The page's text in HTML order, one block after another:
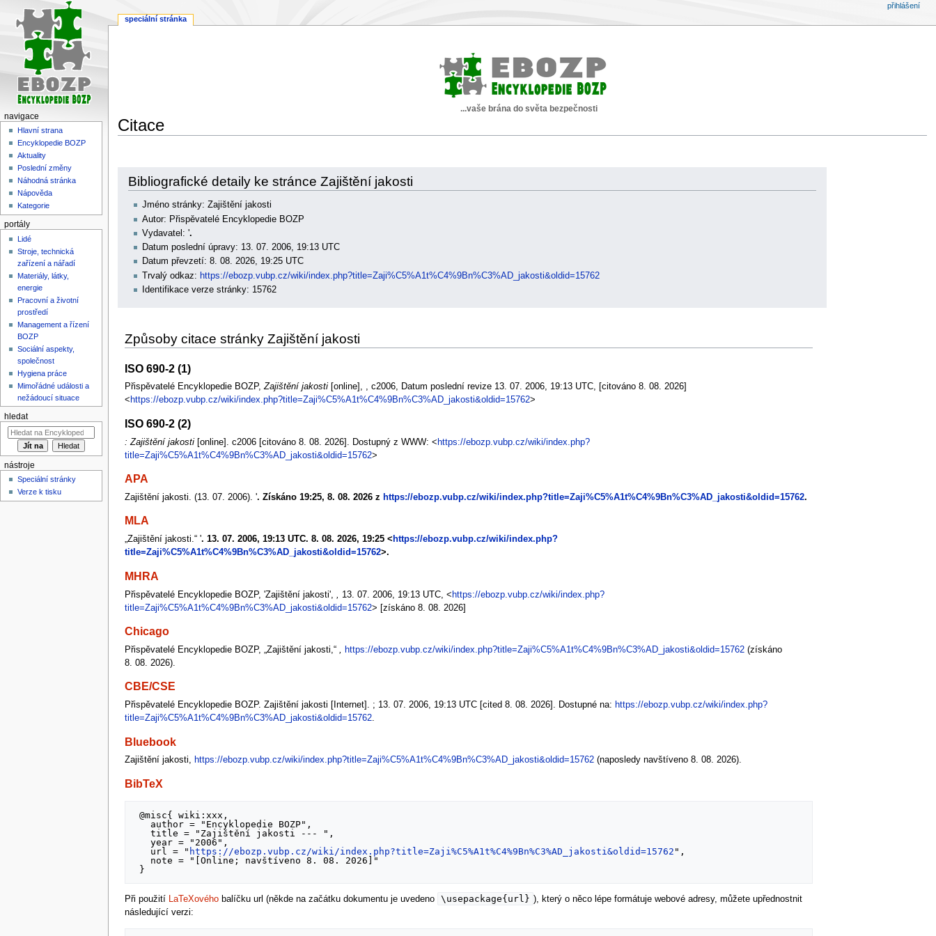
...vaše brána do světa bezpečnosti
Citace
navigaci
vyhledávání
Bibliografické detaily ke stránce Zajištění jakosti
Jméno stránky: Zajištění jakosti
Autor: Přispěvatelé Encyklopedie BOZP
Vydavatel: '.
Datum poslední úpravy: 13. 07. 2006, 19:13 UTC
Datum převzetí: 8. 08. 2026, 19:25 UTC
Trvalý odkaz: https://ebozp.vubp.cz/wiki/index.php?title=Zaji%C5%A1t%C4%9Bn%C3%AD_jakosti&oldid=15762
Identifikace verze stránky: 15762
Způsoby citace stránky Zajištění jakosti
ISO 690-2 (1)
Přispěvatelé Encyklopedie BOZP, Zajištění jakosti[online], , c2006, Datum poslední revize 13. 07. 2006, 19:13 UTC, [citováno 8. 08. 2026]
< https://ebozp.vubp.cz/wiki/index.php?title=Zaji%C5%A1t%C4%9Bn%C3%AD_jakosti&oldid=15762>
ISO 690-2 (2)
: Zajištění jakosti[online]. c2006 [citováno 8. 08. 2026]. Dostupný z WWW: < https://ebozp.vubp.cz/wiki/index.php?
title=Zaji%C5%A1t%C4%9Bn%C3%AD_jakosti&oldid=15762>
APA
Zajištění jakosti. (13. 07. 2006). '. Získáno 19:25, 8. 08. 2026 z https://ebozp.vubp.cz/wiki/index.php?title=Zaji%C5%A1t%C4%9Bn%C3%AD_jakosti&oldid=15762.
MLA
„Zajištění jakosti.“ '. 13. 07. 2006, 19:13 UTC. 8. 08. 2026, 19:25 < https://ebozp.vubp.cz/wiki/index.php?
title=Zaji%C5%A1t%C4%9Bn%C3%AD_jakosti&oldid=15762>.
MHRA
Přispěvatelé Encyklopedie BOZP, 'Zajištění jakosti', 13. 07. 2006, 19:13 UTC, < https://ebozp.vubp.cz/wiki/index.php?
title=Zaji%C5%A1t%C4%9Bn%C3%AD_jakosti&oldid=15762> [získáno 8. 08. 2026]
Chicago
Přispěvatelé Encyklopedie BOZP, „Zajištění jakosti,“ , https://ebozp.vubp.cz/wiki/index.php?title=Zaji%C5%A1t%C4%9Bn%C3%AD_jakosti&oldid=15762(získáno
8. 08. 2026).
CBE/CSE
Přispěvatelé Encyklopedie BOZP. Zajištění jakosti [Internet]. ; 13. 07. 2006, 19:13 UTC [cited 8. 08. 2026]. Dostupné na: https://ebozp.vubp.cz/wiki/index.php?
title=Zaji%C5%A1t%C4%9Bn%C3%AD_jakosti&oldid=15762.
Bluebook
Zajištění jakosti, https://ebozp.vubp.cz/wiki/index.php?title=Zaji%C5%A1t%C4%9Bn%C3%AD_jakosti&oldid=15762(naposledy navštíveno 8. 08. 2026).
BibTeX
@misc{ wiki:xxx,
   title = "Zajištění jakosti --- ",
   year = "2006",
   url = "
https://ebozp.vubp.cz/wiki/index.php?title=Zaji%C5%A1t%C4%9Bn%C3%AD_jakosti&oldid=15762 ",
Při použití LaTeXovéhobalíčku url (někde na začátku dokumentu je uvedeno \usepackage{url} ), který o něco lépe formátuje webové adresy, můžete upřednostnit
následující verzi:
speciální stránka
přihlášení
navigace
Hlavní strana
Encyklopedie BOZP
Aktuality
Poslední změny
Náhodná stránka
Nápověda
Kategorie
portály
Lidé
Stroje, technická
zařízení a nářadí
Materiály, látky,
energie
Pracovní a životní
prostředí
Management a řízení
BOZP
Sociální aspekty,
společnost
Hygiena práce
Mimořádné události a
nežádoucí situace
hledat
nástroje
Speciální stránky
Verze k tisku